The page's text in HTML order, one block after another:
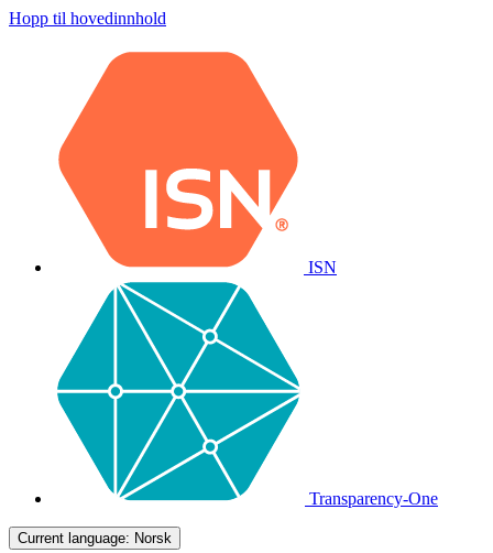
Hopp til hovedinnhold
ISN
Transparency-One
Current language: Norsk